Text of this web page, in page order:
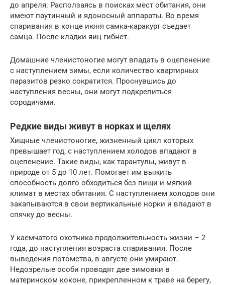
до апреля. Расползаясь в поисках мест обитания, они
имеют паутинный и ядоносный аппараты. Во время
спаривания в конце июня самка-каракурт съедает
самца. После кладки яиц гибнет.
Домашние членистоногие могут впадать в оцепенение
с наступлением зимы, если количество квартирных
паразитов резко сократится. Проснувшись до
наступления весны, они могут подкрепиться
сородичами.
Редкие виды живут в норках и щелях
Хищные членистоногие, жизненный цикл которых
превышает год, с наступлением холодов впадают в
оцепенение. Такие виды, как тарантулы, живут в
природе от 5 до 10 лет. Помогает им выжить
способность долго обходиться без пищи и мягкий
климат в местах обитания. С наступлением холодов они
закапываются в свои вертикальные норки и впадают в
спячку до весны.
У каемчатого охотника продолжительность жизни – 2
года, до наступления возраста спаривания. После
выведения потомства, в августе они умирают.
Недозрелые особи проводят две зимовки в
материнском коконе, прикрепленном к траве на берегу,